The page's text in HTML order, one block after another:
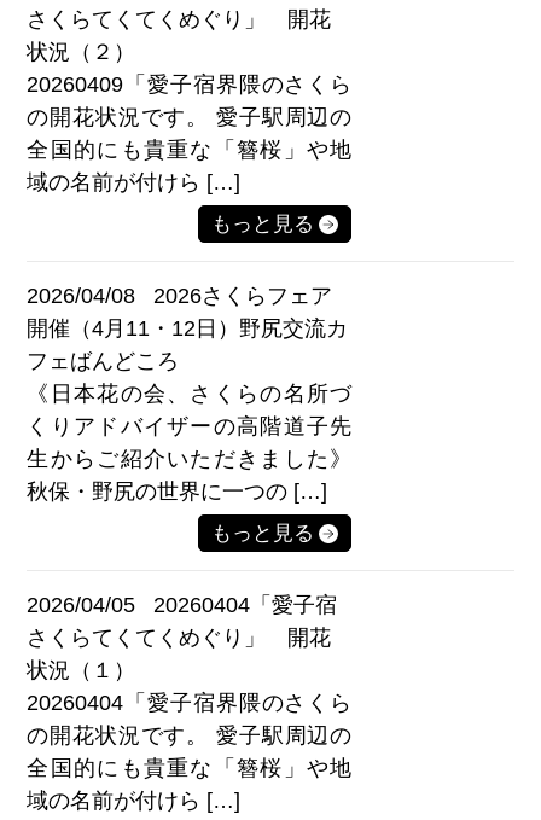
さくらてくてくめぐり」 開花
状況（２）
20260409「愛子宿界隈のさくら
の開花状況です。 愛子駅周辺の
全国的にも貴重な「簪桜」や地
域の名前が付けら […]
もっと見る
2026/04/08
2026さくらフェア
開催（4月11・12日）野尻交流カ
フェばんどころ
《日本花の会、さくらの名所づ
くりアドバイザーの高階道子先
生からご紹介いただきました》
秋保・野尻の世界に一つの […]
もっと見る
2026/04/05
20260404「愛子宿
さくらてくてくめぐり」 開花
状況（１）
20260404「愛子宿界隈のさくら
の開花状況です。 愛子駅周辺の
全国的にも貴重な「簪桜」や地
域の名前が付けら […]